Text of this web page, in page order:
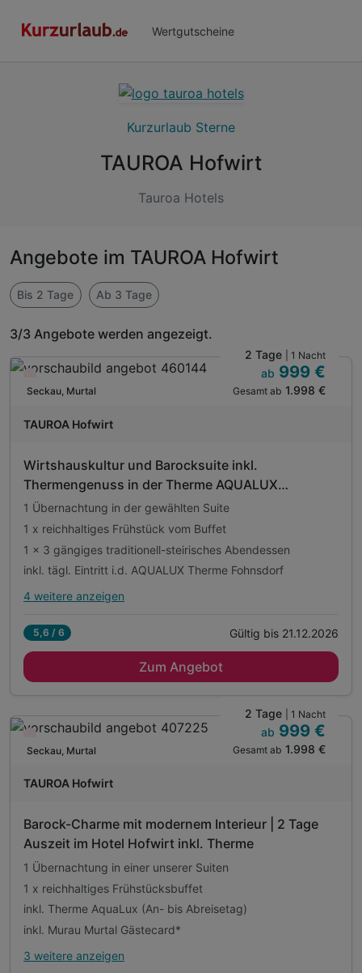
Wertgutscheine
Kurzurlaub Sterne
TAUROA Hofwirt
Tauroa Hotels
Angebote im TAUROA Hofwirt
Bis 2 Tage Ab 3 Tage
3/3 Angebote werden angezeigt.
Wieder frei ab Oktober
Seckau, Murtal
2 Tage | 1 Nacht
ab 999 €
Gesamt ab 1.998 €
TAUROA Hofwirt
Wirtshauskultur und Barocksuite inkl.
Thermengenuss in der Therme AQUALUX
Fohnsdorf
1 Übernachtung in der gewählten Suite
1 x reichhaltiges Frühstück vom Buffet
1 x 3 gängiges traditionell-steirisches Abendessen
inkl. tägl. Eintritt i.d. AQUALUX Therme Fohnsdorf
Alle Inklusivleistungen
1 x reichhaltiges Frühstück vom Buffet
inkl. tägl. Eintritt i.d. AQUALUX Therme Fohnsdorf
inkl. Fahrradverleih
inkl. Parkplätze
4 weitere anzeigen
5,6 / 6 Gültig bis 21.12.2026
Zum Angebot
Wieder frei ab Oktober
Seckau, Murtal
2 Tage | 1 Nacht
ab 999 €
Gesamt ab 1.998 €
TAUROA Hofwirt
Barock-Charme mit modernem Interieur | 2 Tage
Auszeit im Hotel Hofwirt inkl. Therme
1 Übernachtung in einer unserer Suiten
1 x reichhaltiges Frühstücksbuffet
inkl. Therme AquaLux (An- bis Abreisetag)
inkl. Murau Murtal Gästecard*
Alle Inklusivleistungen
3 weitere anzeigen